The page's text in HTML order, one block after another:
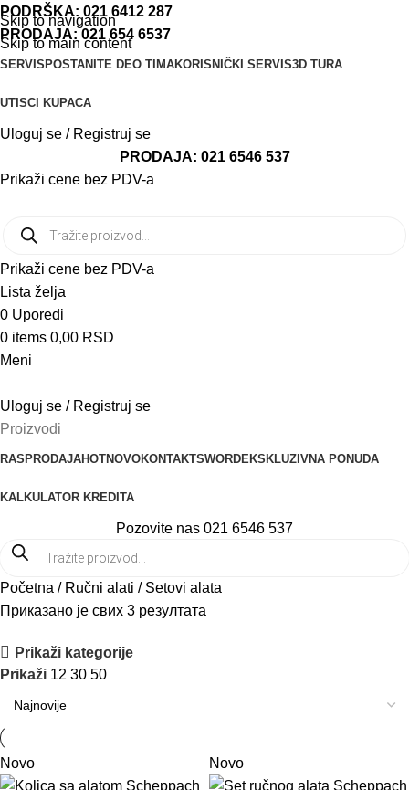
Skip to navigation
Skip to main content
PODRŠKA: 021 6412 287
PRODAJA: 021 654 6537
SERVIS POSTANITE DEO TIMAKORISNIČKI SERVIS3D TURA
UTISCI KUPACA
Uloguj se / Registruj se
PRODAJA: 021 6546 537
Prikaži cene bez PDV-a
Prikaži cene bez PDV-a
Lista želja
0 Uporedi
0 items 0,00 RSD
Meni
Uloguj se / Registruj se
Proizvodi
RASPRODAJAHOTNOVOKONTAKTSWORDEKSKLUZIVNA PONUDA
KALKULATOR KREDITA
Pozovite nas 021 6546 537
Početna Ručni alati
Setovi alata
Приказано је свих 3 резултата
Prikaži kategorije
Prikaži 12 30 50
Novo Novo